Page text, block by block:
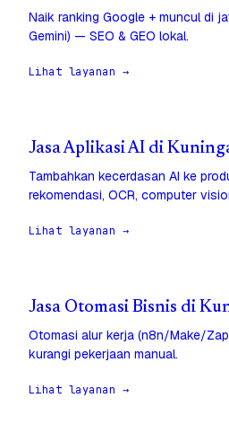
Naik ranking Google + muncul di
Gemini) — SEO & GEO lokal.
Lihat layanan →
Jasa Aplikasi AI di
Tambahkan kecerdasan AI ke
rekomendasi, OCR, computer
Lihat layanan →
Jasa Otomasi Bisnis di
Otomasi alur kerja (n8n/Make/
kurangi pekerjaan manual.
Lihat layanan →